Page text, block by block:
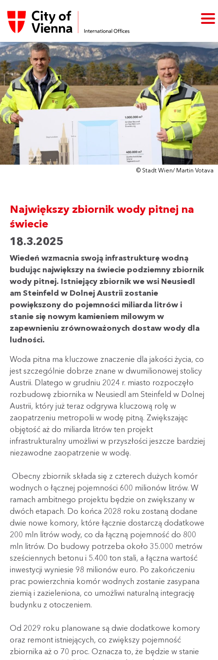
© Stadt Wien/ Martin Votava
Największy zbiornik wody pitnej na
świecie
18.3.2025
Wiedeń wzmacnia swoją infrastrukturę wodną
budując największy na świecie podziemny zbiornik
wody pitnej. Istniejący zbiornik we wsi Neusiedl
am Steinfeld w Dolnej Austrii zostanie
powiększony do pojemności miliarda litrów i
stanie się nowym kamieniem milowym w
zapewnieniu zrównoważonych dostaw wody dla
ludności.
Woda pitna ma kluczowe znaczenie dla jakości życia, co
jest szczególnie dobrze znane w dwumilionowej stolicy
Austrii. Dlatego w grudniu 2024 r. miasto rozpoczęło
rozbudowę zbiornika w Neusiedl am Steinfeld w Dolnej
Austrii, który już teraz odgrywa kluczową rolę w
zaopatrzeniu metropolii w wodę pitną. Zwiększając
objętość aż do miliarda litrów ten projekt
infrastrukturalny umożliwi w przyszłości jeszcze bardziej
niezawodne zaopatrzenie w wodę.
Obecny zbiornik składa się z czterech dużych komór
wodnych o łącznej pojemności 600 milionów litrów. W
ramach ambitnego projektu będzie on zwiększany w
dwóch etapach. Do końca 2028 roku zostaną dodane
dwie nowe komory, które łącznie dostarczą dodatkowe
200 mln litrów wody, co da łączną pojemność do 800
mln litrów. Do budowy potrzeba około 35.000 metrów
sześciennych betonu i 5.400 ton stali, a łączna wartość
inwestycji wyniesie 98 milionów euro. Po zakończeniu
prac powierzchnia komór wodnych zostanie zasypana
ziemią i zazieleniona, co umożliwi naturalną integrację
budynku z otoczeniem.
Od 2029 roku planowane są dwie dodatkowe komory
oraz remont istniejących, co zwiększy pojemność
zbiornika aż o 70 proc. Oznacza to, że będzie w stanie